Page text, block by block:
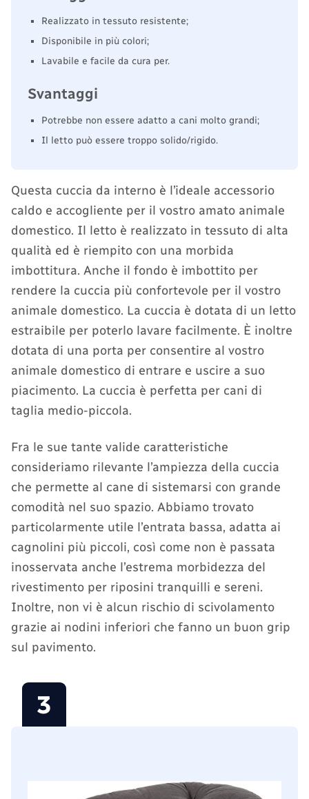
Realizzato in tessuto resistente;
Disponibile in più colori;
Lavabile e facile da cura per.
Svantaggi
Potrebbe non essere adatto a cani molto grandi;
Il letto può essere troppo solido/rigido.
Questa cuccia da interno è l’ideale accessorio
caldo e accogliente per il vostro amato animale
domestico. Il letto è realizzato in tessuto di alta
qualità ed è riempito con una morbida
imbottitura. Anche il fondo è imbottito per
rendere la cuccia più confortevole per il vostro
animale domestico. La cuccia è dotata di un letto
estraibile per poterlo lavare facilmente. È inoltre
dotata di una porta per consentire al vostro
animale domestico di entrare e uscire a suo
piacimento. La cuccia è perfetta per cani di
taglia medio-piccola.
Fra le sue tante valide caratteristiche
consideriamo rilevante l’ampiezza della cuccia
che permette al cane di sistemarsi con grande
comodità nel suo spazio. Abbiamo trovato
particolarmente utile l’entrata bassa, adatta ai
cagnolini più piccoli, così come non è passata
inosservata anche l’estrema morbidezza del
rivestimento per riposini tranquilli e sereni.
Inoltre, non vi è alcun rischio di scivolamento
grazie ai nodini inferiori che fanno un buon grip
sul pavimento.
3